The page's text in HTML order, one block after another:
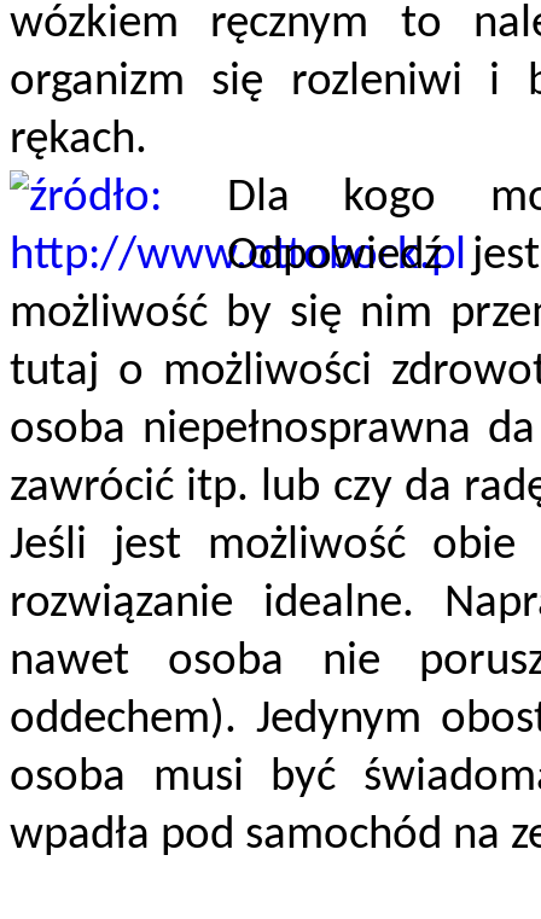
wózkiem ręcznym to
organizm się rozleniwi i
rękach.
Dla kogo
Odpowiedź
możliwość by się nim
tutaj o możliwości
osoba niepełnosprawna
zawrócić itp. lub czy da
Jeśli jest możliwość
rozwiązanie idealne.
nawet osoba nie
oddechem). Jedynym
osoba musi być
wpadła pod samochód na